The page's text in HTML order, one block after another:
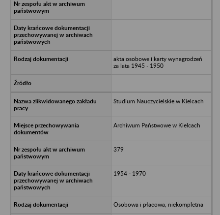
akta osobowe i karty wynagrodzeń
za lata 1945 - 1950
Studium Nauczycielskie w Kielcach
Archiwum Państwowe w Kielcach
379
1954 - 1970
Osobowa i płacowa, niekompletna